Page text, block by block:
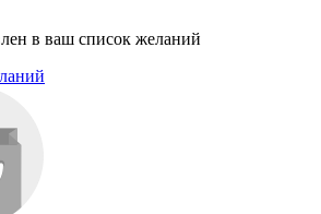
в ваш список желаний